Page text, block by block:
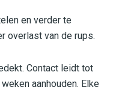
en verder te
overlast van de rups.
Contact leidt tot
aanhouden. Elke